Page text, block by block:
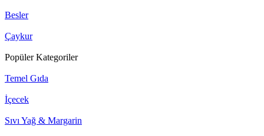
Besler
Çaykur
Popüler Kategoriler
Temel Gıda
İçecek
Sıvı Yağ & Margarin